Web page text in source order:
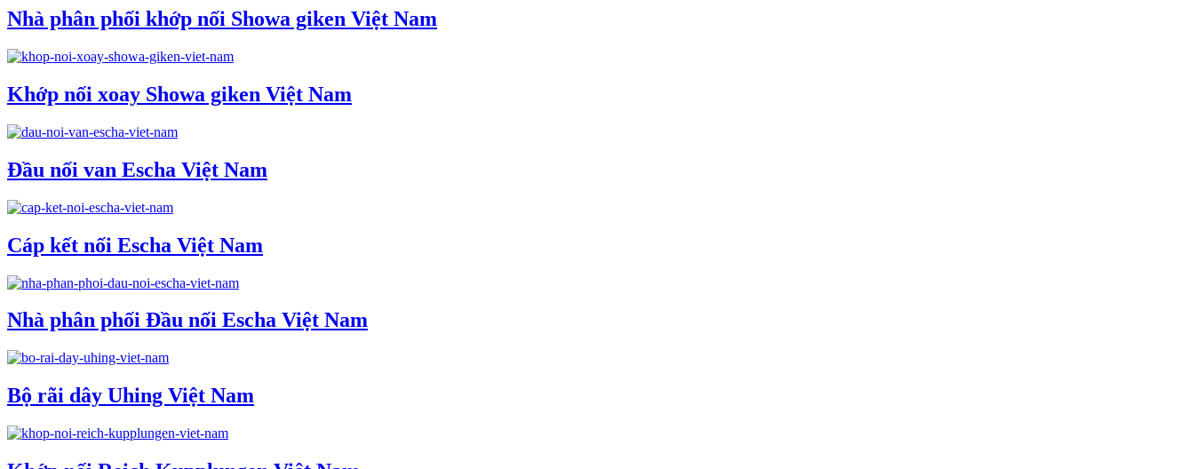
Nhà phân phối khớp nối Showa giken Việt Nam
Khớp nối xoay Showa giken Việt Nam
Đầu nối van Escha Việt Nam
Cáp kết nối Escha Việt Nam
Nhà phân phối Đầu nối Escha Việt Nam
Bộ rãi dây Uhing Việt Nam